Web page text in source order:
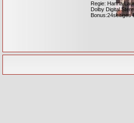
Regie: Hanna
Dolby Digital
Bonus:24seitiges